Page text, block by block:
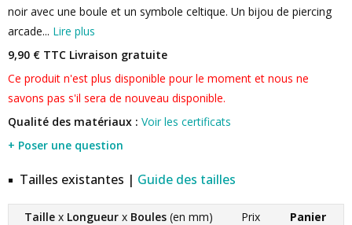
noir avec une boule et un symbole celtique. Un bijou de piercing
arcade... Lire plus
9,90 € TTC Livraison gratuite
Ce produit n'est plus disponible pour le moment et nous ne
savons pas s'il sera de nouveau disponible.
Qualité des matériaux : Voir les certificats
+ Poser une question
Tailles existantes | Guide des tailles
Taille x Longueur x Boules (en mm) Prix Panier